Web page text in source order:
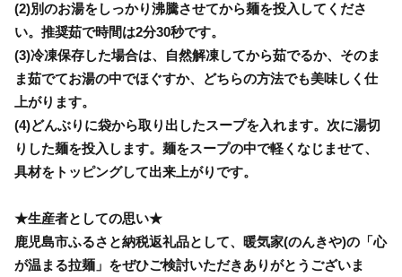
(2)別のお湯をしっかり沸騰させてから麺を投入してくださ
い。推奨茹で時間は2分30秒です。
(3)冷凍保存した場合は、自然解凍してから茹でるか、そのま
ま茹でてお湯の中でほぐすか、どちらの方法でも美味しく仕
上がります。
(4)どんぶりに袋から取り出したスープを入れます。次に湯切
りした麺を投入します。麺をスープの中で軽くなじませて、
具材をトッピングして出来上がりです。
★生産者としての思い★
鹿児島市ふるさと納税返礼品として、暖気家(のんきや)の「心
が温まる拉麺」をぜひご検討いただきありがとうございま